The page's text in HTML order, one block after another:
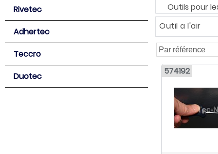
Rivetec
Adhertec
Teccro
Duotec
Outils pour
Outil a l'air
574192